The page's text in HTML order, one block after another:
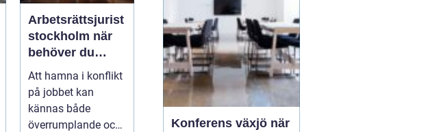
Arbetsrättsjurist
stockholm när
behöver du
professionell
hjälp i
arbetslivet?
Att hamna i konflikt
på jobbet kan
kännas både
överrumplande och
Konferens växjö när